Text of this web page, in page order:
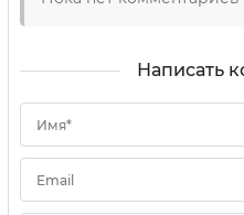
Написать
Имя*
Email